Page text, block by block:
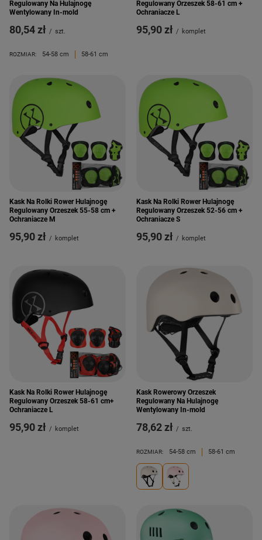
Regulowany Na Hulajnogę
Wentylowany In-mold
80,54 zł / szt.
ROZMIAR: 54-58 cm 58-61 cm
Regulowany Orzeszek 58-61 cm +
Ochraniacze L
95,90 zł / komplet
Kask Na Rolki Rower Hulajnogę
Regulowany Orzeszek 55-58 cm +
Ochraniacze M
95,90 zł / komplet
Kask Na Rolki Rower Hulajnogę
Regulowany Orzeszek 52-56 cm +
Ochraniacze S
95,90 zł / komplet
Kask Na Rolki Rower Hulajnogę
Regulowany Orzeszek 58-61 cm+
Ochraniacze L
95,90 zł / komplet
Kask Rowerowy Orzeszek
Regulowany Na Hulajnogę
Wentylowany In-mold
78,62 zł / szt.
ROZMIAR: 54-58 cm 58-61 cm